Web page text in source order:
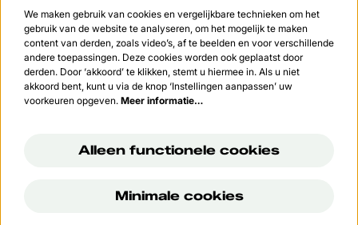
Meld je aan voor de nieuwsbrief
Aanmelden
Data Processing Addendum van Google.
We maken gebruik van cookies en vergelijkbare technieken om het
gebruik van de website te analyseren, om het mogelijk te maken
content van derden, zoals video’s, af te beelden en voor verschillende
andere toepassingen. Deze cookies worden ook geplaatst door
derden. Door ‘akkoord’ te klikken, stemt u hiermee in. Als u niet
akkoord bent, kunt u via de knop ‘Instellingen aanpassen’ uw
voorkeuren opgeven. Meer informatie…
Alleen functionele cookies
Minimale cookies